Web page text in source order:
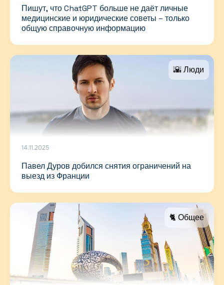
Пишут, что ChatGPT больше не даёт личные
медицинские и юридические советы – только
общую справочную информацию
🌇 Люди
14.11.2025
Павел Дуров добился снятия ограничений на
выезд из Франции
🐈 Общее